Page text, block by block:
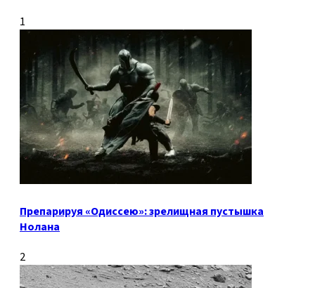
1
Препарируя «Одиссею»: зрелищная пустышка
Нолана
2